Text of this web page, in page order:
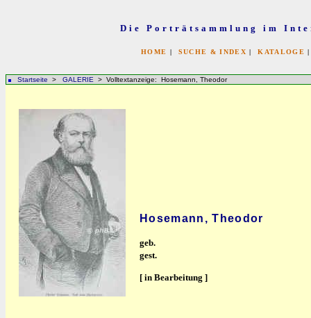
Die Porträtsammlung im
HOME | SUCHE & INDEX |KATALOGE
Startseite > GALERIE > Volltextanzeige: Hosemann, Theodor
Hosemann, Theodor
geb.
gest.
[ in Bearbeitung ]